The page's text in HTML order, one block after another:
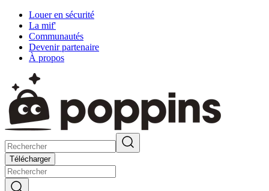
Louer en sécurité
La mif'
Communautés
Devenir partenaire
À propos
Télécharger